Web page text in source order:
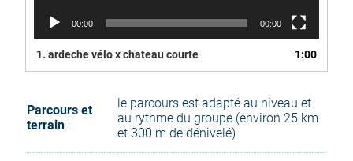
00:00 00:00
1.ardeche vélo x chateau courte 1:00
Parcours et
terrain :
le parcours est adapté au niveau et
au rythme du groupe (environ 25 km
et 300 m de dénivelé)